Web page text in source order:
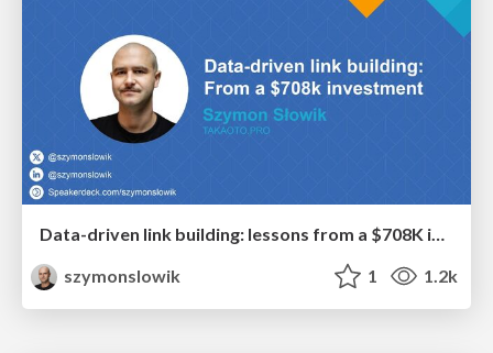
szymonslowik
1 1.2k